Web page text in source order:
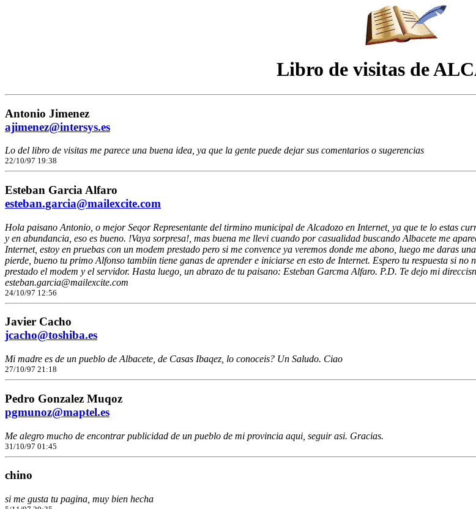
Libro de visitas de
Antonio Jimenez
ajimenez@intersys.es
Lo del libro de visitas me parece una buena idea, ya que la gente puede dejar sus comentarios o sugerencias
22/10/97 19:38
Esteban Garcia Alfaro
esteban.garcia@mailexcite.com
Hola paisano Antonio, o mejor Seqor Representante del tirmino municipal de Alcadozo en Internet, ya que te lo estas
y en abundancia, eso es bueno. !Vaya sorpresa!, mas buena me llevi cuando por casualidad buscando Albacete me
Internet, estoy en pruebas con un modem prestado pero si me convence ya veremos donde me abono, luego me daras
pierde, bueno tu primo Alfonso tambiin tiene ganas de aprender e iniciarse en esto de Internet. Espero tu respuesta si
prestado el modem y el servidor. Hasta luego, un abrazo de tu paisano: Esteban Garcma Alfaro. P.D. Te dejo mi
esteban.garcia@mailexcite.com
24/10/97 12:56
Javier Cacho
jcacho@toshiba.es
Mi madre es de un pueblo de Albacete, de Casas Ibaqez, lo conoceis? Un Saludo. Ciao
27/10/97 21:18
Pedro Gonzalez Muqoz
pgmunoz@maptel.es
Me alegro mucho de encontrar publicidad de un pueblo de mi provincia aqui, seguir asi. Gracias.
31/10/97 01:45
chino
si me gusta tu pagina, muy bien hecha